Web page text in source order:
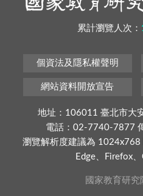
累計瀏覽人次：
個資法及隱私權聲明
網站資料開放宣告
地址：106011 臺北市大
電話：02-7740-7877
瀏覽解析度建議為 1024x768
Edge、Firefox
國家教育研究